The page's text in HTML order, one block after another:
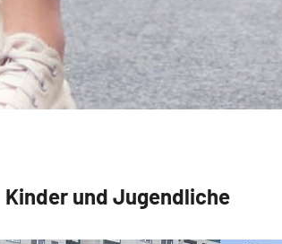
Kinder und Jugendliche